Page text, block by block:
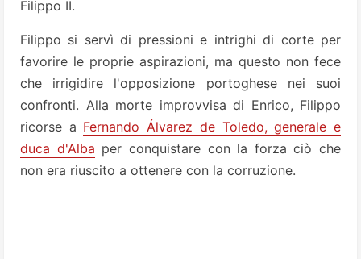
Filippo II.
Filippo si servì di pressioni e intrighi di corte per
favorire le proprie aspirazioni, ma questo non fece
che irrigidire l'opposizione portoghese nei suoi
confronti. Alla morte improvvisa di Enrico, Filippo
ricorse a Fernando Álvarez de Toledo, generale e
duca d'Alba per conquistare con la forza ciò che
non era riuscito a ottenere con la corruzione.